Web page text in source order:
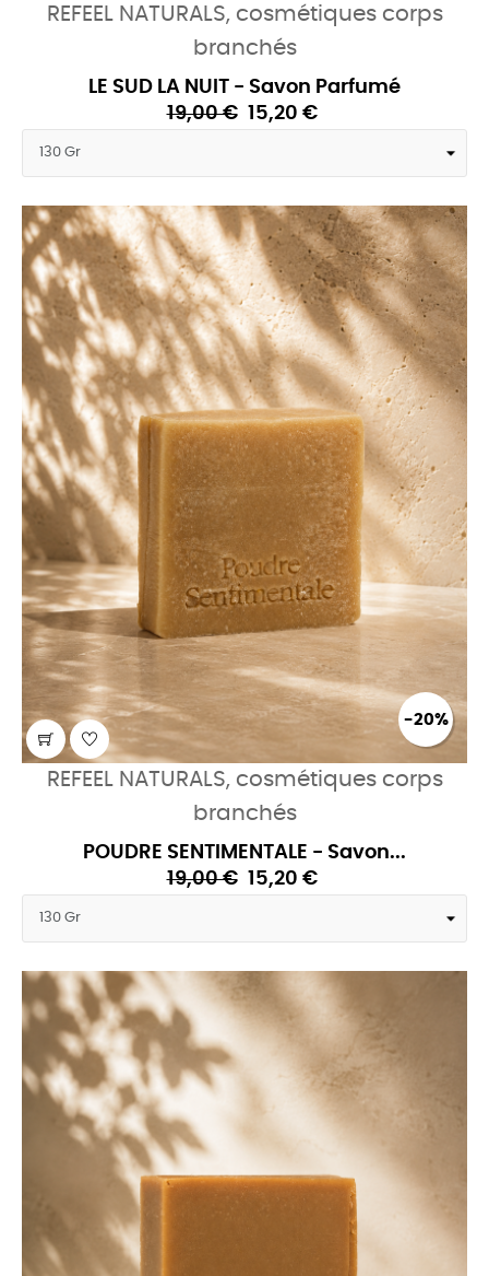
REFEEL NATURALS, cosmétiques corps
branchés
LE SUD LA NUIT - Savon Parfumé
19,00 € 15,20 €
-20%
REFEEL NATURALS, cosmétiques corps
branchés
POUDRE SENTIMENTALE - Savon...
19,00 € 15,20 €